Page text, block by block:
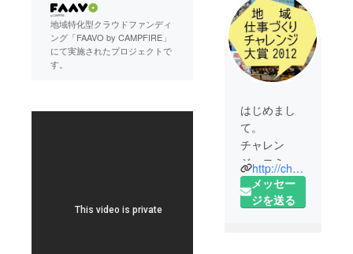
地域特化型クラウドファンディ
ング「FAAVO by CAMPFIRE」
にて実施されたプロジェクトで
す。
はじめまし
て。
チャレン
ジ・コミュ
ニティ・プ
ロジェクト
http://challenge-community.jp/award2012/
メッセー
ジを送る